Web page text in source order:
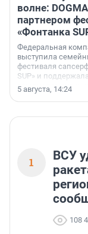
волне:
партнером
«Фонтанка
Федеральная
выступила
фестиваля
SUP» и
ярких и
«SUP-свадьба».
5 августа, 14:24
1
ВСУ
108